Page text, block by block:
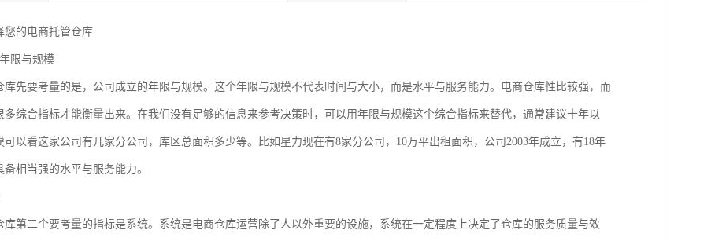
您的电商托管仓库
限与规模
库先要考量的是，公司成立的年限与规模。这个年限与规模不代表时间与大小，而是水平与服务能力。电商仓库性比较强，而
多综合指标才能衡量出来。在我们没有足够的信息来参考决策时，可以用年限与规模这个综合指标来替代，通常建议十年以
可以看这家公司有几家分公司，库区总面积多少等。比如星力现在有8家分公司，10万平出租面积，公司2003年成立，有18年
备相当强的水平与服务能力。
库第二个要考量的指标是系统。系统是电商仓库运营除了人以外重要的设施，系统在一定程度上决定了仓库的服务质量与效